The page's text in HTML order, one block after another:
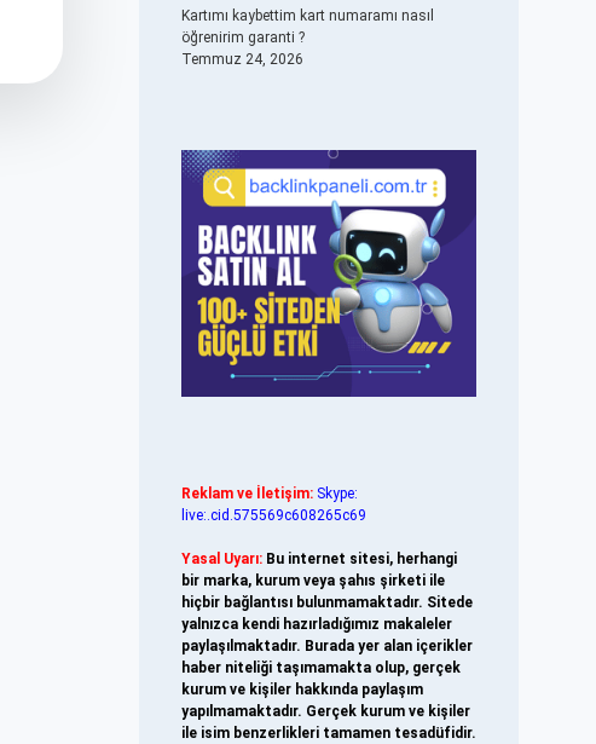
Kartımı kaybettim kart numaramı nasıl
öğrenirim garanti ?
Temmuz 24, 2026
Reklam ve İletişim: Skype:
live:.cid.575569c608265c69
Yasal Uyarı: Bu internet sitesi, herhangi
bir marka, kurum veya şahıs şirketi ile
hiçbir bağlantısı bulunmamaktadır. Sitede
yalnızca kendi hazırladığımız makaleler
paylaşılmaktadır. Burada yer alan içerikler
haber niteliği taşımamakta olup, gerçek
kurum ve kişiler hakkında paylaşım
yapılmamaktadır. Gerçek kurum ve kişiler
ile isim benzerlikleri tamamen tesadüfidir.